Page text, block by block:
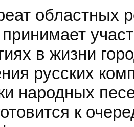
областных
принимает
в жизни
русских
народных
к